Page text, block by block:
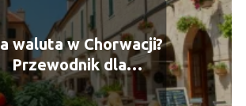
waluta w Chorwacji?
Przewodnik dla
podróżujących